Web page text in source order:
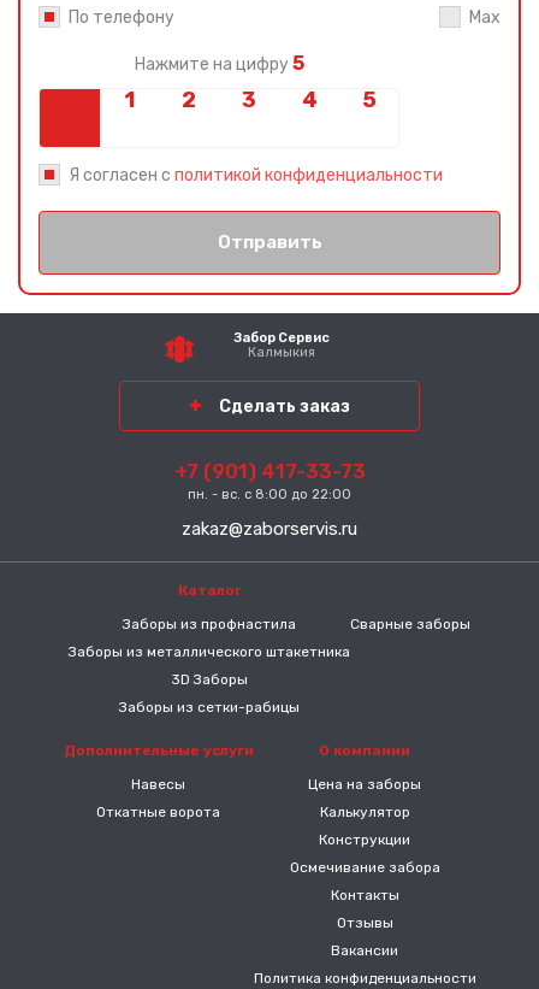
По телефону Max
Нажмите на цифру 5
Я согласен с политикой конфиденциальности
Отправить
Забор Сервис
Калмыкия
Сделать заказ
+7 (901) 417-33-73
пн. - вс. с 8:00 до 22:00
zakaz@zaborservis.ru
Каталог
Заборы из профнастила
Заборы из металлического штакетника
3D Заборы
Заборы из сетки-рабицы
Сварные заборы
Дополнительные услуги
Навесы
Откатные ворота
О компании
Цена на заборы
Калькулятор
Конструкции
Осмечивание забора
Контакты
Отзывы
Вакансии
Политика конфиденциальности